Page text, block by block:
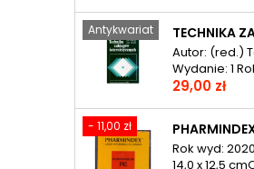
Antykwariat
Autor: (red.)
Wydanie: 1
1994 Ilość
83-200-1780-
Cena
29,00 zł
- 11,00 zł
Rok wyd:
14,0 x 12,5